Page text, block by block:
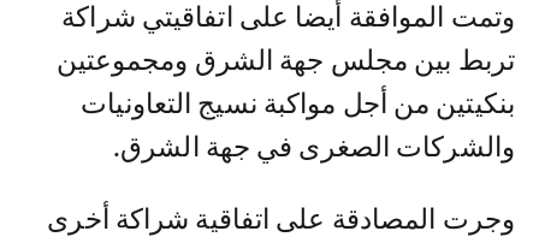
وتمت الموافقة أيضا على اتفاقيتي شراكة
تربط بين مجلس جهة الشرق ومجموعتين
بنكيتين من أجل مواكبة نسيج التعاونيات
والشركات الصغرى في جهة الشرق.
وجرت المصادقة على اتفاقية شراكة أخرى